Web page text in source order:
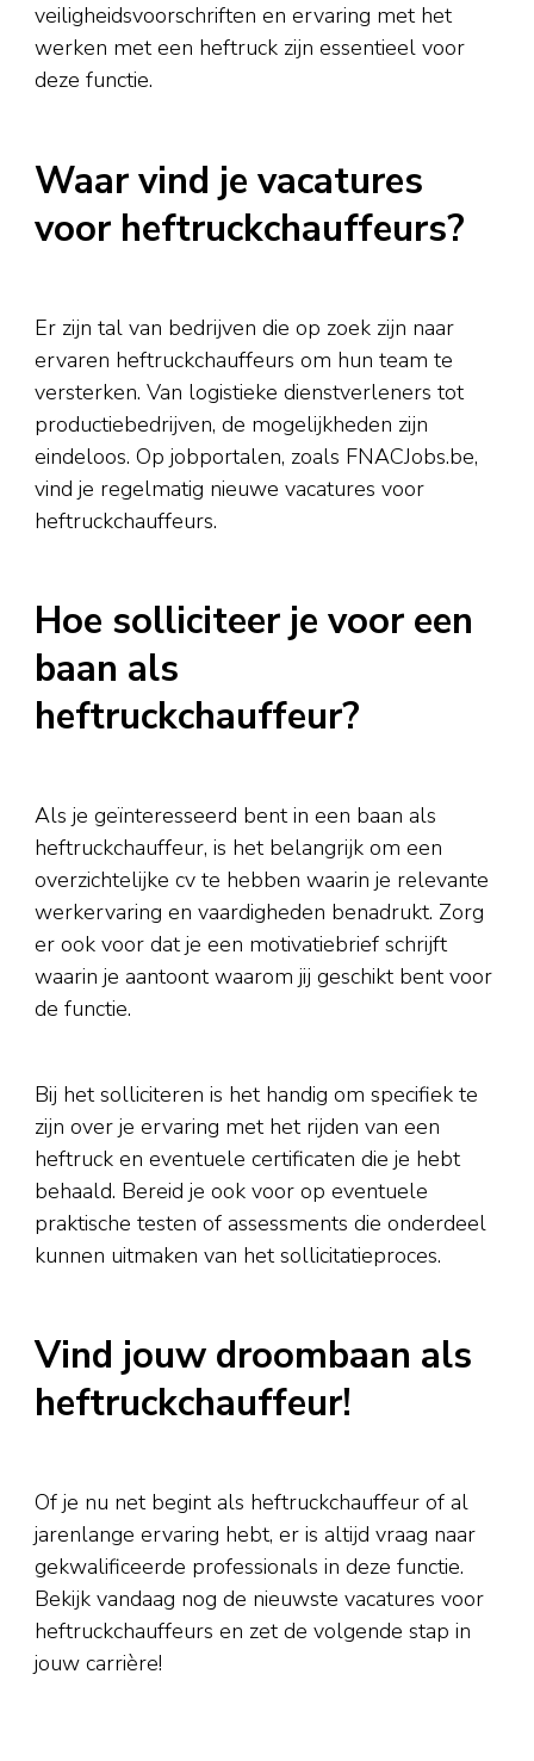
veiligheidsvoorschriften en ervaring met het
werken met een heftruck zijn essentieel voor
deze functie.
Waar vind je vacatures
voor heftruckchauffeurs?
Er zijn tal van bedrijven die op zoek zijn naar
ervaren heftruckchauffeurs om hun team te
versterken. Van logistieke dienstverleners tot
productiebedrijven, de mogelijkheden zijn
eindeloos. Op jobportalen, zoals FNACJobs.be,
vind je regelmatig nieuwe vacatures voor
heftruckchauffeurs.
Hoe solliciteer je voor een
baan als
heftruckchauffeur?
Als je geïnteresseerd bent in een baan als
heftruckchauffeur, is het belangrijk om een
overzichtelijke cv te hebben waarin je relevante
werkervaring en vaardigheden benadrukt. Zorg
er ook voor dat je een motivatiebrief schrijft
waarin je aantoont waarom jij geschikt bent voor
de functie.
Bij het solliciteren is het handig om specifiek te
zijn over je ervaring met het rijden van een
heftruck en eventuele certificaten die je hebt
behaald. Bereid je ook voor op eventuele
praktische testen of assessments die onderdeel
kunnen uitmaken van het sollicitatieproces.
Vind jouw droombaan als
heftruckchauffeur!
Of je nu net begint als heftruckchauffeur of al
jarenlange ervaring hebt, er is altijd vraag naar
gekwalificeerde professionals in deze functie.
Bekijk vandaag nog de nieuwste vacatures voor
heftruckchauffeurs en zet de volgende stap in
jouw carrière!